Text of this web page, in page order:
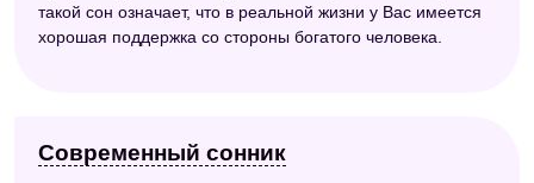
такой сон означает, что в реальной жизни у Вас имеется
хорошая поддержка со стороны богатого человека.
Современный сонник